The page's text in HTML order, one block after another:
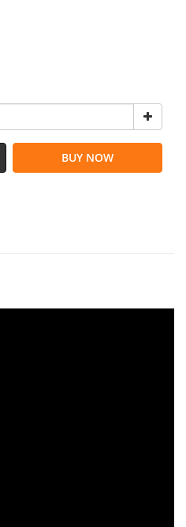
BUY NOW